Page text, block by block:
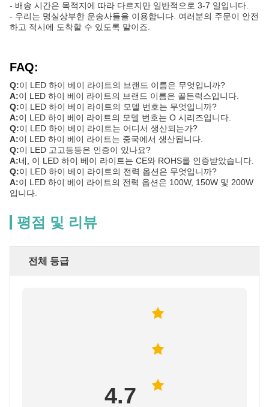
- 배송 시간은 목적지에 따라 다르지만 일반적으로 3-7 일입니다.
- 우리는 명실상부한 운송사들을 이용합니다. 여러분의 주문이 안전
하고 적시에 도착할 수 있도록 말이죠.
FAQ:
Q:이 LED 하이 베이 라이트의 브랜드 이름은 무엇입니까?
A:이 LED 하이 베이 라이트의 브랜드 이름은 골든럭스입니다.
Q:이 LED 하이 베이 라이트의 모델 번호는 무엇입니까?
A:이 LED 하이 베이 라이트의 모델 번호는 O 시리즈입니다.
Q:이 LED 하이 베이 라이트는 어디서 생산되는가?
A:이 LED 하이 베이 라이트는 중국에서 생산됩니다.
Q:이 LED 고고등등은 인증이 있나요?
A:네, 이 LED 하이 베이 라이트는 CE와 ROHS를 인증받았습니다.
Q:이 LED 하이 베이 라이트의 전력 옵션은 무엇입니까?
A:이 LED 하이 베이 라이트의 전력 옵션은 100W, 150W 및 200W
입니다.
평점 및 리뷰
전체 등급
4.7